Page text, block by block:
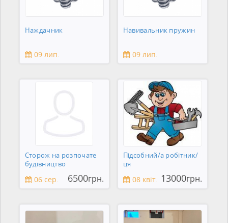
Наждачник
09 лип.
Навивальник пружин
09 лип.
Сторож на розпочате
будівництво
06 сер. 6500грн.
Підсобний/а робітник/
ця
08 квіт. 13000грн.